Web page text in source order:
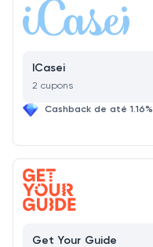
ICasei
2 cupons
Cashback de até 1.16%
Get Your Guide